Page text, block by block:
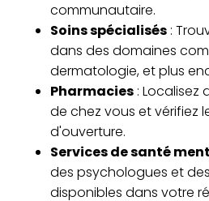
communautaire.
Soins spécialisés :
dans des domaines
dermatologie, et plus
Pharmacies : Localisez
de chez vous et vérifiez
d'ouverture.
Services de santé
des psychologues et
disponibles dans votre